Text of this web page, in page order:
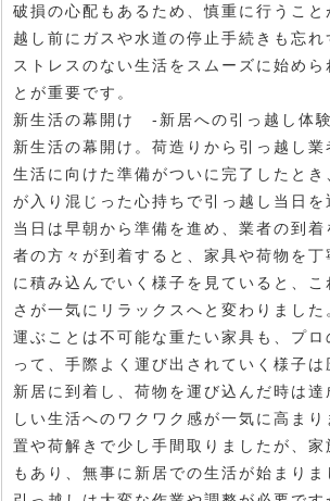
破損の心配もあるため、慎重に行うこと
越し前にガスや水道の停止手続きも忘
ストレスのない生活をスムーズに始めら
とが重要です。
新生活の幕開け -新居への引っ越し体
新生活の幕開け。荷造りから引っ越し
生活に向けた準備がついに完了したとき
が入り混じった心持ちで引っ越し当日を
当日は早朝から準備を進め、業者の到
者の方々が到着すると、家具や荷物を丁
に積み込んでいく様子を見ていると、こ
さが一気にリラックスへと変わりまし
運ぶことは不可能な重たい家具も、プロ
って、手際よく運び出されていく様子は
新居に到着し、荷物を運び込んだ時は
しい生活へのワクワク感が一気に高ま
置や荷解きで少し手間取りましたが、家
もあり、無事に新居での生活が始まりま